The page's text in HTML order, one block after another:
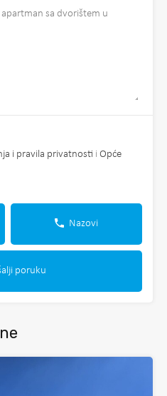
i pravila privatnosti i Opće
Nazovi
poruku